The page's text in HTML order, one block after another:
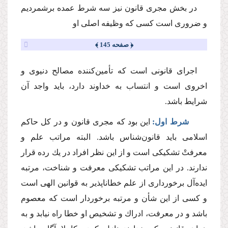
در بخش مجرى قانون نیز سه شرط عمده برشمردیم
و ضرورى است كسى كه وظیفه اصلى او
﴿ صفحه 145 ﴾
اجراى قانونى است كه تأمین‌كننده مصالح دنیوى و
اخروى است و انتساب به خداوند دارد، باید واجد آن
شرایط باشد.
شرط اول: این بود كه مجرى قانون و در كل حاكم
اسلامى باید قانون‌شناس باشد. البته مراتب علم و
معرفتْ تشكیكى است و از این نظر افراد در یك رده قرار
ندارند. در این مراتب تشكیكى معرفت و شناخت، مرتبه
ایده‌آل برخوردارى از علم خطاناپذیر به قوانین الهى است
و كسى از این شأن و مرتبه برخوردار است كه معصوم
باشد و در معرفت، ادراك و تشخیص او خطا راه نیابد و به